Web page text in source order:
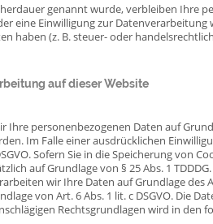
genannt wurde, verbleiben Ihre
eine Einwilligung zur
haben (z. B. steuer- oder
auf dieser Website
personenbezogenen Daten auf
Im Falle einer ausdrücklichen
Sofern Sie in die Speicherung von
auf Grundlage von § 25 Abs. 1
wir Ihre Daten auf Grundlage des
von Art. 6 Abs. 1 lit. c DSGVO. Die
Rechtsgrundlagen wird in